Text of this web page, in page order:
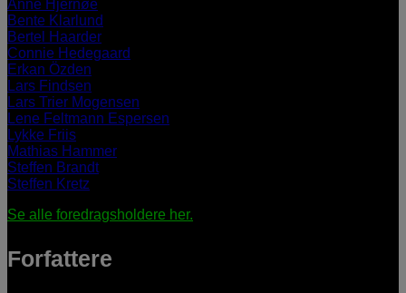
Anne Hjernøe
Bente Klarlund
Bertel Haarder
Connie Hedegaard
Erkan Özden
Lars Findsen
Lars Trier Mogensen
Lene Feltmann Espersen
Lykke Friis
Mathias Hammer
Steffen Brandt
Steffen Kretz
Se alle foredragsholdere her.
Forfattere